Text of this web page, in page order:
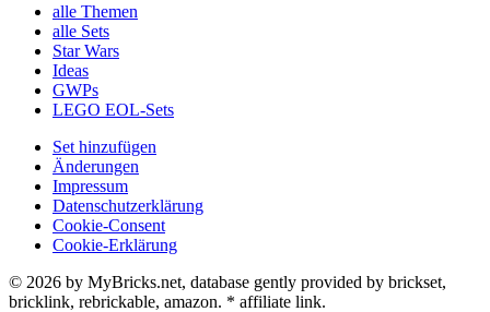
alle Themen
alle Sets
Star Wars
Ideas
GWPs
LEGO EOL-Sets
Set hinzufügen
Änderungen
Impressum
Datenschutzerklärung
Cookie-Consent
Cookie-Erklärung
© 2026 by MyBricks.net, database gently provided by brickset,
bricklink, rebrickable, amazon. * affiliate link.